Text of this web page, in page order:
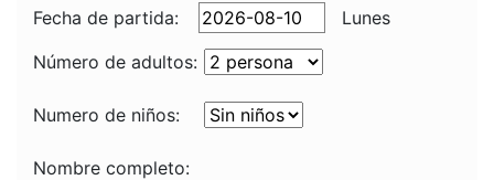
Fecha de partida:
Lunes
Número de adultos:
Numero de niños:
Nombre completo: